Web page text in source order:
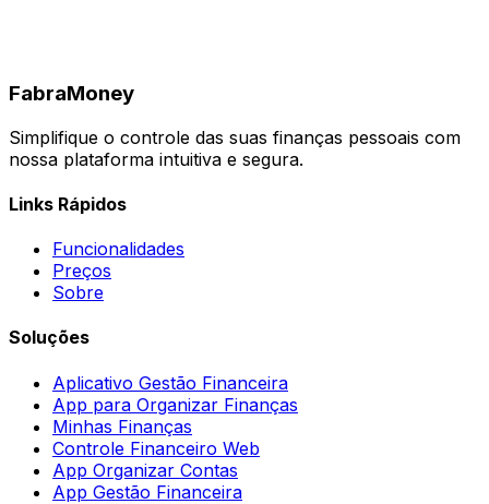
FabraMoney
Simplifique o controle das suas finanças pessoais com
nossa plataforma intuitiva e segura.
Links Rápidos
Funcionalidades
Preços
Sobre
Soluções
Aplicativo Gestão Financeira
App para Organizar Finanças
Minhas Finanças
Controle Financeiro Web
App Organizar Contas
App Gestão Financeira